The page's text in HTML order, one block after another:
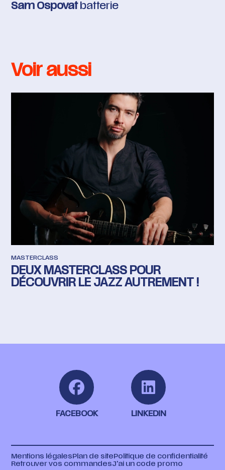
Sam Ospovat batterie
Voir aussi
MASTERCLASS
DEUX MASTERCLASS POUR
DÉCOUVRIR LE JAZZ AUTREMENT !
FACEBOOK LINKEDIN
Mentions légales Plan de site Politique de confidentialité
Retrouver vos commandesJ'ai un code promo